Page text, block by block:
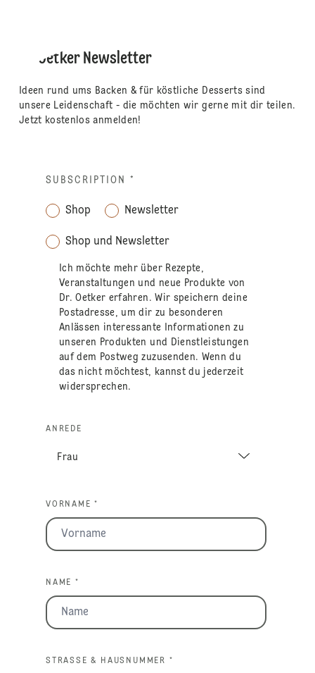
Dr. Oetker Newsletter
Ideen rund ums Backen & für köstliche Desserts sind
unsere Leidenschaft - die möchten wir gerne mit dir teilen.
Jetzt kostenlos anmelden!
SUBSCRIPTION *
Shop Newsletter
Shop und Newsletter
Ich möchte mehr über Rezepte,
Veranstaltungen und neue Produkte von
Dr. Oetker erfahren. Wir speichern deine
Postadresse, um dir zu besonderen
Anlässen interessante Informationen zu
unseren Produkten und Dienstleistungen
auf dem Postweg zuzusenden. Wenn du
das nicht möchtest, kannst du jederzeit
widersprechen.
ANREDE
VORNAME *
NAME *
STRASSE & HAUSNUMMER *